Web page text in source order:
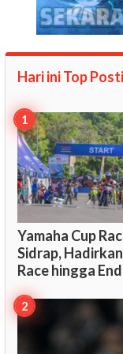
Hari ini Top
​Yamaha Cup
Sidrap,
Race hingga